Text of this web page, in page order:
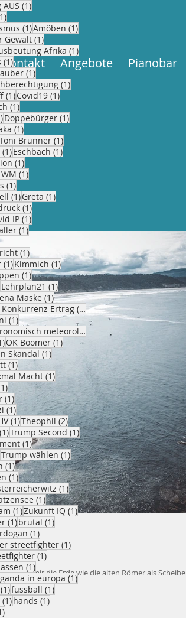
Kontakt Angebote Pianobar
ich mir die Erde wie die alten Römer als Scheibe
(1)1 Beitrag
1 Beitrag
(1)1 Beitrag
Amöben (1)1 Beitrag
Gewalt (1)1 Beitrag
Afrika (1)1 Beitrag
(1)1 Beitrag
(1)1 Beitrag
(1)1 Beitrag
(1)1 Beitrag
Covid19 (1)1 Beitrag
(1)1 Beitrag
1 Beitrag
Doppebürger (1)1 Beitrag
(1)1 Beitrag
Brunner (1)1 Beitrag
(1)1 Beitrag
Eschbach (1)1 Beitrag
(1)1 Beitrag
(1)1 Beitrag
(1)1 Beitrag
(1)1 Beitrag
Greta (1)1 Beitrag
(1)1 Beitrag
IP (1)1 Beitrag
(1)1 Beitrag
Beitrag
(1)1 Beitrag
(1)1 Beitrag
Kimmich (1)1 Beitrag
(1)1 Beitrag
1 Beitrag
Lehrplan21 (1)1 Beitrag
Maske (1)1 Beitrag
Ertrag (1)
1 Beitrag
(1)1 Beitrag
Mittsommer astronomisch meteorologisch
(1)
1 Beitrag
1 Beitrag
OK Boomer (1)1 Beitrag
Skandal (1)1 Beitrag
(1)1 Beitrag
Macht (1)1 Beitrag
1 Beitrag
(1)1 Beitrag
(1)1 Beitrag
(1)1 Beitrag
Theophil (2)2 Beiträge
(1)1 Beitrag
Trump Second (1)1 Beitrag
(1)1 Beitrag
1 Beitrag
Trump wählen (1)1 Beitrag
(1)1 Beitrag
(1)1 Beitrag
(1)1 Beitrag
(1)1 Beitrag
(1)1 Beitrag
Zukunft IQ (1)1 Beitrag
(1)1 Beitrag
brutal (1)1 Beitrag
(1)1 Beitrag
streetfighter (1)1 Beitrag
(1)1 Beitrag
(1)1 Beitrag
in europa (1)1 Beitrag
(1)1 Beitrag
fussball (1)1 Beitrag
(1)1 Beitrag
hands (1)1 Beitrag
1 Beitrag